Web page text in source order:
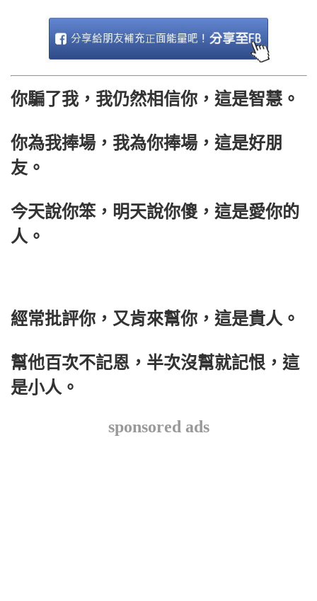
你騙了我，我仍然相信你，這是智慧。
你為我捧場，我為你捧場，這是好朋
友。
今天說你笨，明天說你傻，這是愛你的
人。
經常批評你，又肯來幫你，這是貴人。
幫他百次不記恩，半次沒幫就記恨，這
是小人。
sponsored ads